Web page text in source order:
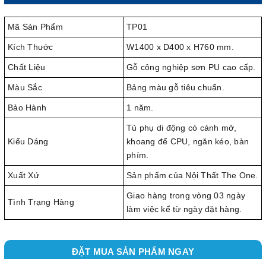
Mã Sản Phẩm TP01
Kích Thước W1400 x D400 x H760 mm.
Chất Liệu Gỗ công nghiệp sơn PU cao cấp.
Màu Sắc Bảng màu gỗ tiêu chuẩn.
Bảo Hành 1 năm.
Kiểu Dáng
Tủ phụ di động có cánh mở,
khoang để CPU, ngăn kéo, bàn
phím.
Xuất Xứ Sản phẩm của Nội Thất The One.
Tình Trạng Hàng
Giao hàng trong vòng 03 ngày
làm việc kể từ ngày đặt hàng.
ĐẶT MUA SẢN PHẨM NGAY